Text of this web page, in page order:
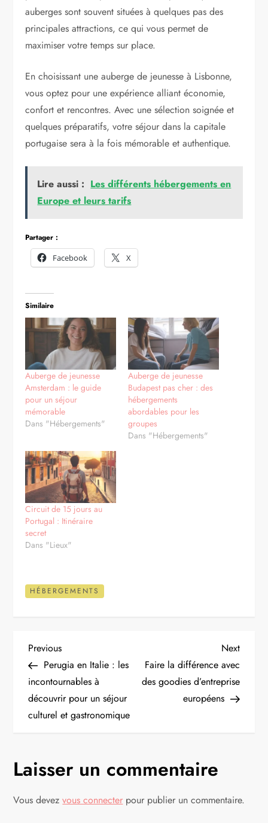
auberges sont souvent situées à quelques pas des
principales attractions, ce qui vous permet de
maximiser votre temps sur place.
En choisissant une auberge de jeunesse à Lisbonne,
vous optez pour une expérience alliant économie,
confort et rencontres. Avec une sélection soignée et
quelques préparatifs, votre séjour dans la capitale
portugaise sera à la fois mémorable et authentique.
Lire aussi : Les différents hébergements en
Europe et leurs tarifs
Partager :
Facebook
X
Similaire
Auberge de jeunesse
Amsterdam : le guide
pour un séjour
mémorable
Dans "Hébergements"
Auberge de jeunesse
Budapest pas cher : des
hébergements
abordables pour les
groupes
Dans "Hébergements"
Circuit de 15 jours au
Portugal : Itinéraire
secret
Dans "Lieux"
HÉBERGEMENTS
N
a
v
g
a
Previous
Post
Previous
Perugia en Italie : les
incontournables à
découvrir pour un séjour
culturel et gastronomique
Next
Post
Next
Faire la différence avec
des goodies d’entreprise
européens
Laisser un commentaire
Vous devezvous connecter pour publier un commentaire.